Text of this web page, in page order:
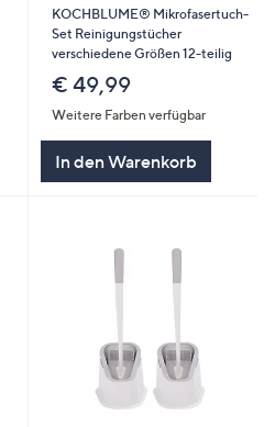
KOCHBLUME® Mikrofasertuch-
Set Reinigungstücher
verschiedene Größen 12-teilig
€ 49,99
Weitere Farben verfügbar
In den Warenkorb